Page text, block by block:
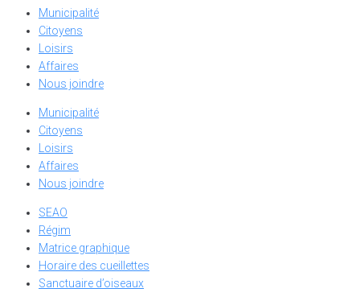
Municipalité
Citoyens
Loisirs
Affaires
Nous joindre
Municipalité
Citoyens
Loisirs
Affaires
Nous joindre
SEAO
Régim
Matrice graphique
Horaire des cueillettes
Sanctuaire d’oiseaux